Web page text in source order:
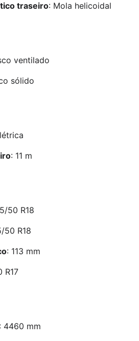
traseiro: Mola helicoidal
ventilado
sólido
: 11 m
50 R18
50 R18
: 113 mm
R17
4460 mm